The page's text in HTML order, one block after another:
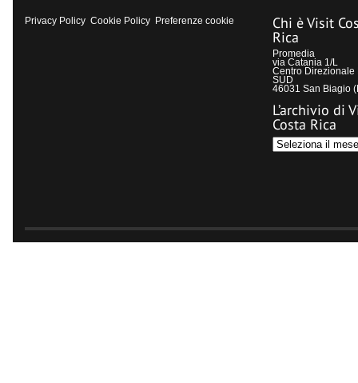
Privacy Policy Cookie Policy Preferenze cookie Chi è Visit
Rica
Promedia
via Catania 1/L
Centro Direzionale
SUD
46031 San Biagio
L’archivio di
Costa Rica
L’archivio
di